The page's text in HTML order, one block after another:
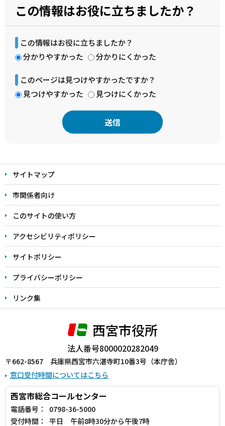
この情報はお役に立ちましたか？
この情報はお役に立ちましたか？
分かりやすかった
分かりにくかった
このページは見つけやすかったですか？
見つけやすかった
見つけにくかった
文
こ
こ
ま
で
サイトマップ
市関係者向け
このサイトの使い方
アクセシビリティポリシー
サイトポリシー
プライバシーポリシー
リンク集
西宮市役所
法人番号8000020282049
〒662-8567 兵庫県西宮市六湛寺町10番3号（本庁舎）
窓口受付時間についてはこちら
西宮市総合コールセンター
電話番号：
0798-36-5000
受付時間：
平日 午前8時30分から午後7時